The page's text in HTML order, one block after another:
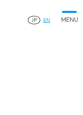
SK-B
JP EN